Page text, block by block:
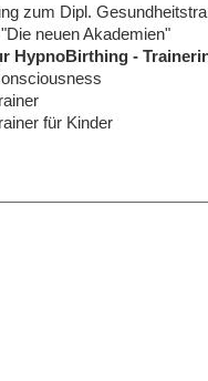
zum Dipl.
neuen Akademien"
HypnoBirthing -
für Kinder